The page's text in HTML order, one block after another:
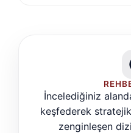
İncelediğiniz
keşfederek
zenginleşen